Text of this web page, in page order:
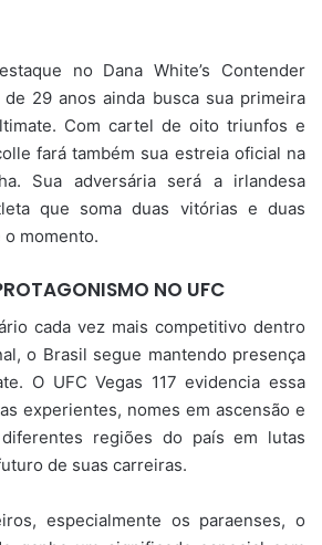
no Dana White’s Contender
29 anos ainda busca sua primeira
Com cartel de oito triunfos e
fará também sua estreia oficial na
Sua adversária será a irlandesa
que soma duas vitórias e duas
o momento.
NO UFC
cada vez mais competitivo dentro
o Brasil segue mantendo presença
O UFC Vegas 117 evidencia essa
experientes, nomes em ascensão e
regiões do país em lutas
de suas carreiras.
especialmente os paraenses, o